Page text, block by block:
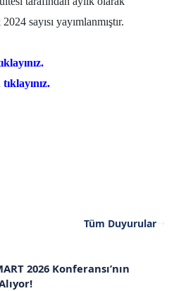
sayısı yayımlanmıştır.
tıklayınız.
Tüm Duyurular
2026 Konferansı’nın